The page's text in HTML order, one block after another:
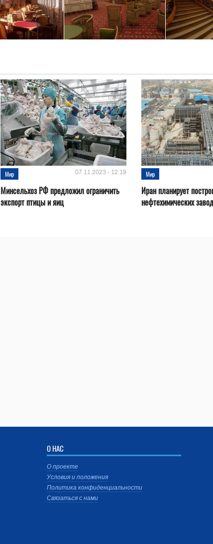
Мир 07.11.2023 - 12:19
Минсельхоз РФ предложил ограничить
экспорт птицы и яиц
Мир
Иран планирует
нефтехимических
О НАС
О проекте
Условия и положения
Политика конфиденциальности
Связаться с нами